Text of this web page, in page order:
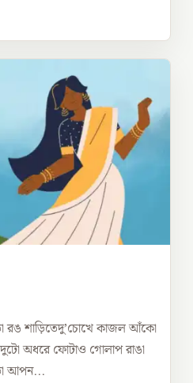
রঙ শাড়িতেদু’চোখে কাজল আঁকো
দুটো অধরে ফোটাও গোলাপ রাঙা
আপন...